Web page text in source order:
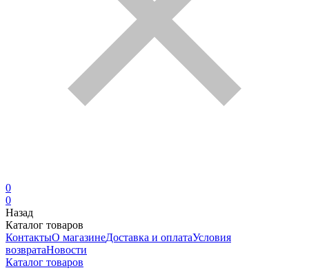
0
0
Назад
Каталог товаров
КонтактыО магазинеДоставка и оплатаУсловия
возвратаНовости
Каталог товаров